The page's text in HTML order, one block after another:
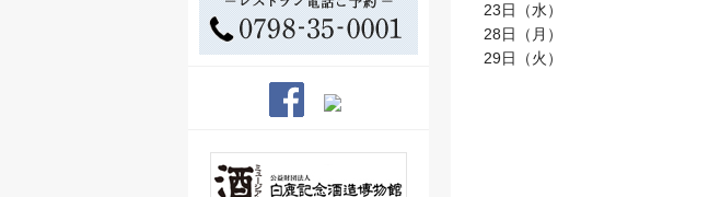
23日（水）
28日（月）
29日（火）